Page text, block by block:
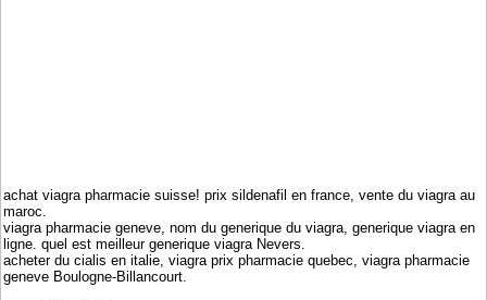
achat viagra pharmacie suisse! prix sildenafil en france, vente du viagra au
maroc.
viagra pharmacie geneve, nom du generique du viagra, generique viagra en
ligne. quel est meilleur generique viagra Nevers.
acheter du cialis en italie, viagra prix pharmacie quebec, viagra pharmacie
geneve Boulogne-Billancourt.